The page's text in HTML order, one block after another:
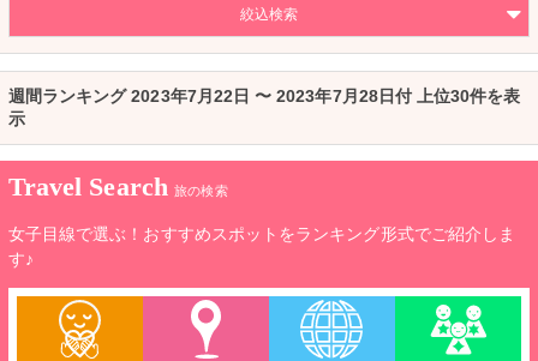
絞込検索
週間ランキング 2023年7月22日 〜 2023年7月28日付 上位30件を表
示
Travel Search 旅の検索
女子目線で選ぶ！おすすめスポットをランキング形式でご紹介しま
す♪